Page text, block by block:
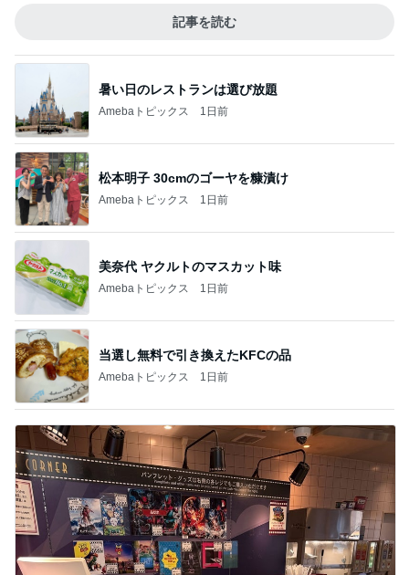
記事を読む
暑い日のレストランは選び放題
Amebaトピックス 1日前
松本明子 30cmのゴーヤを糠漬け
Amebaトピックス 1日前
美奈代 ヤクルトのマスカット味
Amebaトピックス 1日前
当選し無料で引き換えたKFCの品
Amebaトピックス 1日前